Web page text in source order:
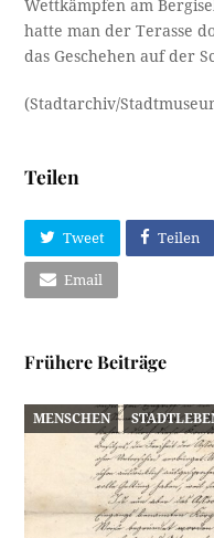
Wettkämpfen am
hatte man der Terasse
das Geschehen auf der
(Stadtarchiv/
Teilen
Tweet Teilen
Email
Frühere Beiträge
MENSCHEN